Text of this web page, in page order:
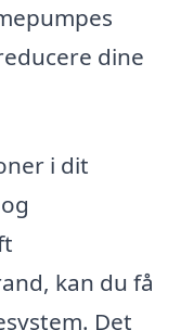
dine
i dit
kan du få
Det